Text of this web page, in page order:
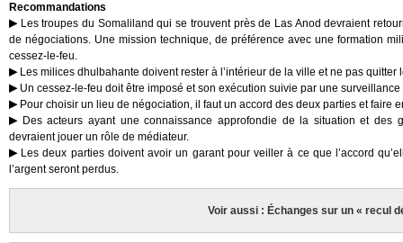
Recommandations
Les troupes du Somaliland qui se trouvent près de Las Anod devraient
de négociations. Une mission technique, de préférence avec une formation
cessez-le-feu.
Les milices dhulbahante doivent rester à l’intérieur de la ville et ne pas quitter
Un cessez-le-feu doit être imposé et son exécution suivie par une
Pour choisir un lieu de négociation, il faut un accord des deux parties et faire
Des acteurs ayant une connaissance approfondie de la situation et des
devraient jouer un rôle de médiateur.
Les deux parties doivent avoir un garant pour veiller à ce que l’accord
l’argent seront perdus.
Voir aussi : Échanges sur un « recul